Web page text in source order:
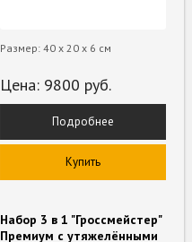
Размер: 40 х 20 х 6 см
Цена: 9800 руб.
Подробнее
Купить
Набор 3 в 1 "Гроссмейстер"
Премиум с утяжелёнными